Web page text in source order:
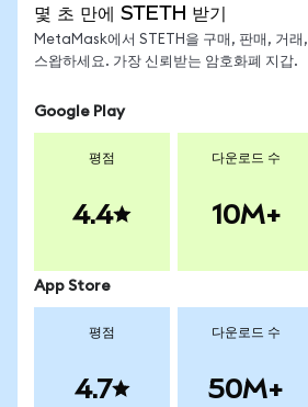
몇 초 만에 STETH 받기
MetaMask에서 STETH을 구매, 판매, 거래,
스왑하세요. 가장 신뢰받는 암호화폐 지갑.
Google Play
평점
4.4
다운로드 수
10M+
App Store
평점
4.7
다운로드 수
50M+